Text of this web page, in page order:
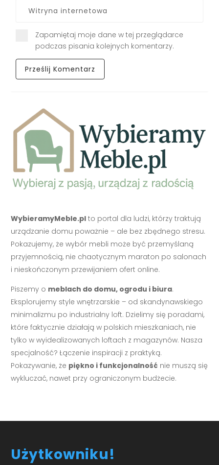
Zapamiętaj moje dane w tej przeglądarce
podczas pisania kolejnych komentarzy.
WybieramyMeble.pl to portal dla ludzi, którzy traktują
urządzanie domu poważnie – ale bez zbędnego stresu.
Pokazujemy, że wybór mebli może być przemyślaną
przyjemnością, nie chaotycznym maraton po salonach
i nieskończonym przewijaniem ofert online.
Piszemy o meblach do domu, ogrodu i biura.
Eksplorujemy style wnętrzarskie – od skandynawskiego
minimalizmu po industrialny loft. Dzielimy się poradami,
które faktycznie działają w polskich mieszkaniach, nie
tylko w wyidealizowanych loftach z magazynów. Nasza
specjalność? Łączenie inspiracji z praktyką.
Pokazywanie, że piękno i funkcjonalność nie muszą się
wykluczać, nawet przy ograniczonym budżecie.
Użytkowniku!